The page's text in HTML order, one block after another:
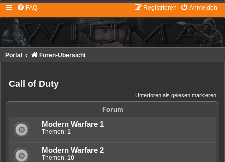
FAQ Anmelden
Registrieren
Portal Foren-Übersicht
Call of Duty
Unterforen als gelesen markieren
Forum
Modern Warfare 1
Themen: 1
Modern Warfare 2
Themen: 10